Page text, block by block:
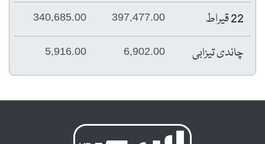
22 قیراط 397,477.00
340,685.00
چاندی تیزابی 6,902.00
5,916.00